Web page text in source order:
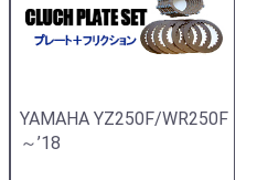
YAMAHA YZ250F/WR250F
～’18